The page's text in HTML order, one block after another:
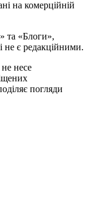
на комерційній
та «Блоги»,
не є редакційними.
несе
погляди